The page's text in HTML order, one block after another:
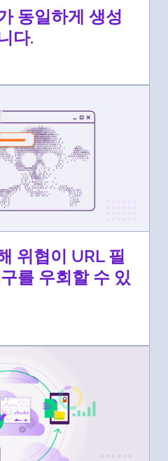
동일하게 생성
다.
위협이 URL 필
를 우회할 수 있